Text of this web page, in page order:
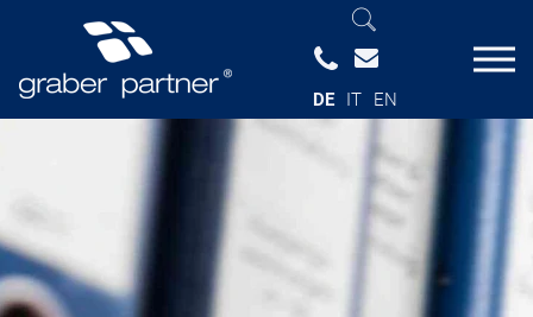
DE IT EN